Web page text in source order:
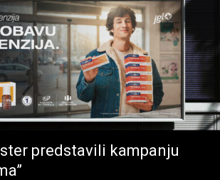
predstavili kampanju